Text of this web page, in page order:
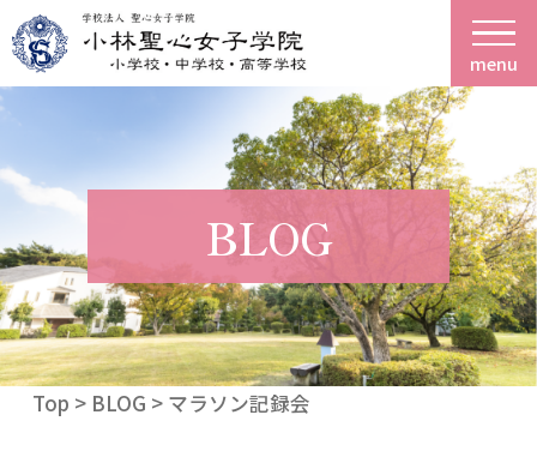
menu
BLOG
Top > BLOG > マラソン記録会